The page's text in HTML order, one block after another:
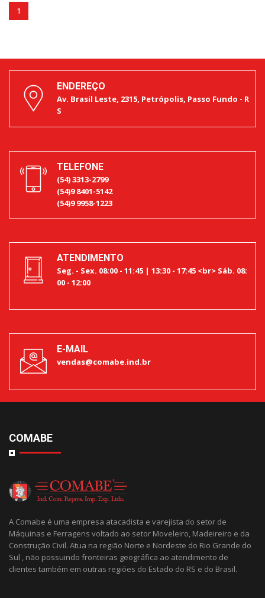
1
ENDEREÇO
Av. Brasil Leste, 2315, Petrópolis, Passo Fundo - R
S
TELEFONE
(54) 3313-2799
(54)9 8401-5142
(54)9 9958-1223
ATENDIMENTO
Seg. - Sex. 08:00 - 11:45 | 13:30 - 17:45 <br> Sáb. 08:
00 - 12:00
E-MAIL
vendas@comabe.ind.br
COMABE
A Comabe é uma empresa atacadista e varejista do setor de
Máquinas e Ferragens voltado ao setor Moveleiro, Madeireiro e da
Construção Civil. Atua na região Norte e Nordeste do Rio Grande do
Sul , não possuindo fronteiras geográfica ao atendimento de
clientes também em outras regiões do Estado do RS e do Brasil.